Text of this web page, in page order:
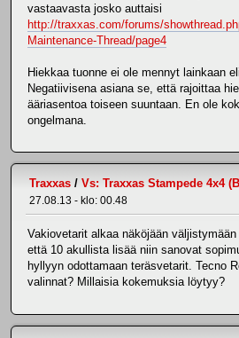
vastaavasta josko auttaisi
http://traxxas.com/forums/
Maintenance-Thread/page4
Hiekkaa tuonne ei ole mennyt lainkaan
Negatiivisena asiana se, että rajoittaa
ääriasentoa toiseen suuntaan. En ole
ongelmana.
Traxxas / Vs: Traxxas Stampede 4x4
27.08.13 - klo: 00.48
Vakiovetarit alkaa näköjään
että 10 akullista lisää niin sanovat
hyllyyn odottamaan teräsvetarit. Tecno
valinnat? Millaisia kokemuksia löytyy?